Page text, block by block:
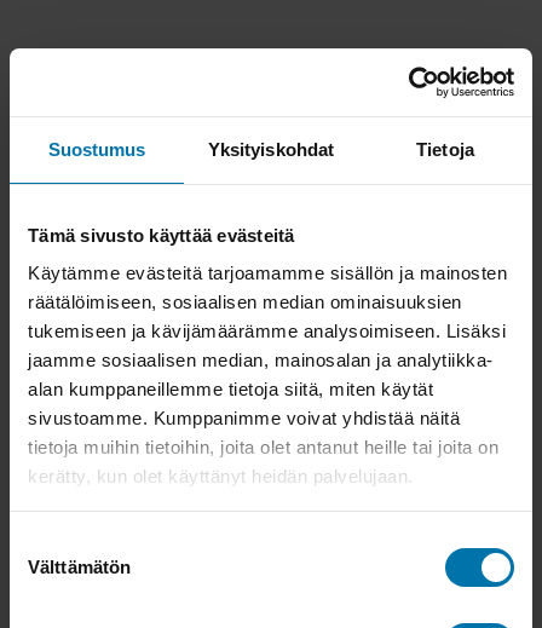
Suostumus Yksityiskohdat Tietoja
Tämä sivusto käyttää evästeitä
Käytämme evästeitä tarjoamamme sisällön ja mainosten
räätälöimiseen, sosiaalisen median ominaisuuksien
tukemiseen ja kävijämäärämme analysoimiseen. Lisäksi
jaamme sosiaalisen median, mainosalan ja analytiikka-
alan kumppaneillemme tietoja siitä, miten käytät
sivustoamme. Kumppanimme voivat yhdistää näitä
tietoja muihin tietoihin, joita olet antanut heille tai joita on
kerätty, kun olet käyttänyt heidän palvelujaan.
valinta
Välttämätön